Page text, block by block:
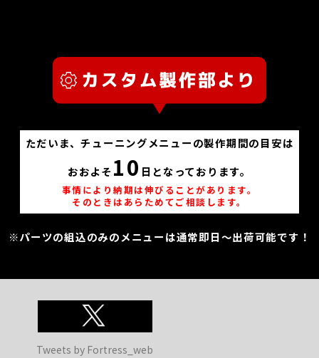
ただいま、チューニングメニューの製作期間の目安は
おおよそ 10 日となっております。
事情により納期は伸びることがあります。
そのときはあらためてご相談します。
※パーツの組込のみのメニューは通常即日～出荷可能です！
Tweets by Fortress_web